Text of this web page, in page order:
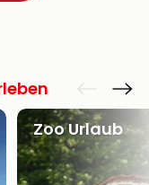
Zoo Urlaub